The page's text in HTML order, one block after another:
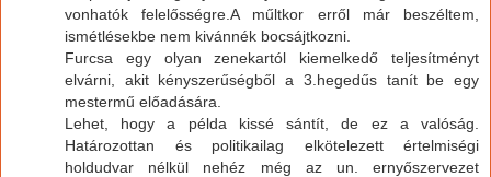
vonhatók felelősségre.A műltkor erről már beszéltem,
ismétlésekbe nem kivánnék bocsájtkozni.
Furcsa egy olyan zenekartól kiemelkedő teljesítményt
elvárni, akit kényszerűségből a 3.hegedűs tanít be egy
mestermű előadására.
Lehet, hogy a példa kissé sántít, de ez a valóság.
Határozottan és politikailag elkötelezett értelmiségi
holdudvar nélkül nehéz még az un. ernyőszervezet